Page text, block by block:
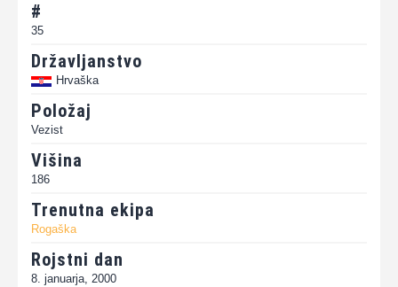
#
35
Državljanstvo
Hrvaška
Položaj
Vezist
Višina
186
Trenutna ekipa
Rogaška
Rojstni dan
8. januarja, 2000